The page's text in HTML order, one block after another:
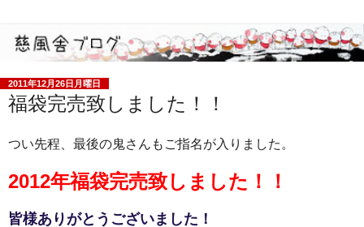
2011年12月26日月曜日
福袋完売致しました！！
つい先程、最後の鬼さんもご指名が入りました。
2012年福袋完売致しました！！
皆様ありがとうございました！